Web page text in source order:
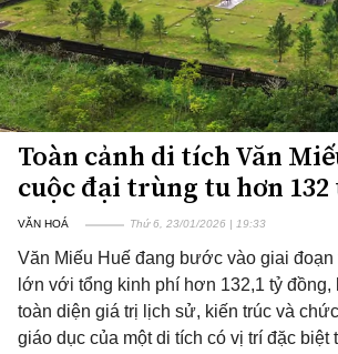
Toàn cảnh di tích Văn
cuộc đại trùng tu hơn
VĂN HOÁ Thứ 6, 23/01/2026 | 19:33
Văn Miếu Huế đang bước vào giai đoạn
lớn với tổng kinh phí hơn 132,1 tỷ đồng,
toàn diện giá trị lịch sử, kiến trúc và
giáo dục của một di tích có vị trí đặc biệt